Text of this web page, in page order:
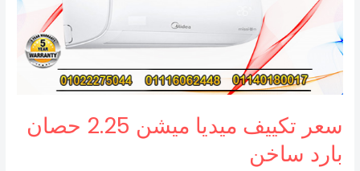
سعر تكييف ميديا ميشن 2.25 حصان
بارد ساخن
ميشن
2.25
حصان
بارد
ساخن